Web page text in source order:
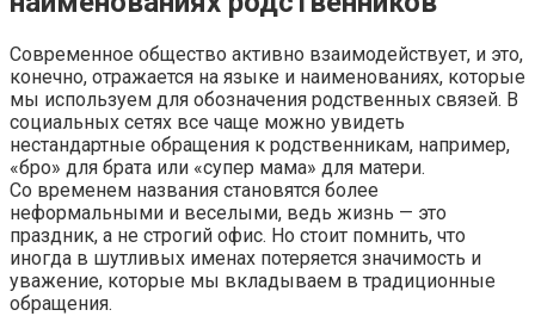
Современное общество активно взаимодействует, и это,
конечно, отражается на языке и наименованиях, которые
мы используем для обозначения родственных связей. В
социальных сетях все чаще можно увидеть
нестандартные обращения к родственникам, например,
«бро» для брата или «супер мама» для матери.
Со временем названия становятся более
неформальными и веселыми, ведь жизнь — это
праздник, а не строгий офис. Но стоит помнить, что
иногда в шутливых именах потеряется значимость и
уважение, которые мы вкладываем в традиционные
обращения.